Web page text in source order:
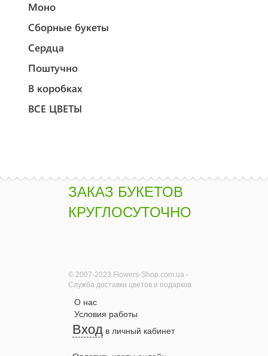
Моно
Сборные букеты
Сердца
Поштучно
В коробках
ВСЕ ЦВЕТЫ
ЗАКАЗ БУКЕТОВ
КРУГЛОСУТОЧНО
© 2007-2023 Flowers-Shop.com.ua -
Служба доставки цветов и подарков
О нас
Условия работы
Вход в личный кабинет